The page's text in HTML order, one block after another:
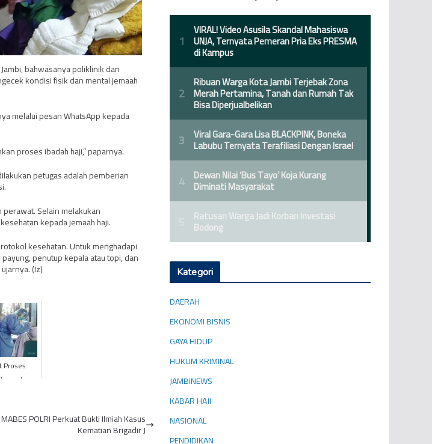
bahwasanya poliklinik dan
kondisi fisik dan mental jemaah
melalui pesan WhatsApp kepada
proses ibadah haji,” paparnya.
petugas adalah pemberian
Selain melakukan
kepada jemaah haji.
kesehatan. Untuk menghadapi
penutup kepala atau topi, dan
(Iz)
Proses
Ja...
POLRI Perkuat Bukti Ilmiah Kasus
Kematian Brigadir J
Kategori
DAERAH
EKONOMI BISNIS
GAYA HIDUP
HUKUM KRIMINAL
JAMBINEWS
KABAR HAJI
NASIONAL
PENDIDIKAN